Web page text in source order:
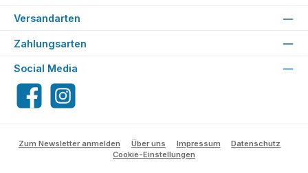
Versandarten
Zahlungsarten
Social Media
FacebookInstagram
Zum Newsletter anmelden Über uns Impressum
Datenschutz
Cookie-Einstellungen